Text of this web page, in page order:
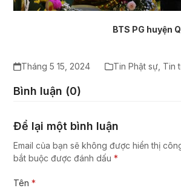
BTS PG huyện
Tháng 5 15, 2024 Tin Phật sự, Tin
Bình luận (0)
Để lại một bình luận
Email của bạn sẽ không được hiển thị
bắt buộc được đánh dấu*
Tên*